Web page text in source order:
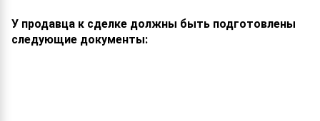
У продавца к сделке должны быть подготовлены
следующие документы: